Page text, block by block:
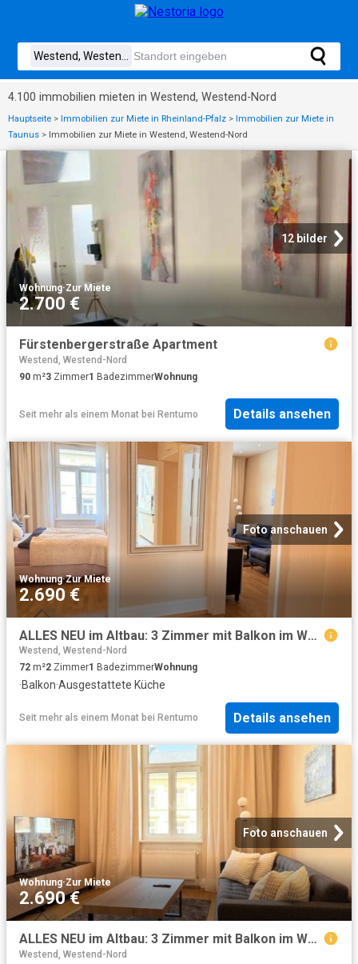
4.100 immobilien mieten in Westend, Westend-Nord
Hauptseite > Immobilien zur Miete in Rheinland-Pfalz > Immobilien zur Miete in
Taunus > Immobilien zur Miete in Westend, Westend-Nord
12 bilder
Wohnung·Zur Miete
2.700 €
Fürstenbergerstraße Apartment
Westend, Westend-Nord
90 m²3 Zimmer1 BadezimmerWohnung
Seit mehr als einem Monat bei Rentumo Details ansehen
Foto anschauen
Wohnung·Zur Miete
2.690 €
ALLES NEU im Altbau: 3 Zimmer mit Balkon im WESTEND
Westend, Westend-Nord
72 m²2 Zimmer1 BadezimmerWohnung
·Balkon·Ausgestattete Küche
Seit mehr als einem Monat bei Rentumo Details ansehen
Foto anschauen
Wohnung·Zur Miete
2.690 €
ALLES NEU im Altbau: 3 Zimmer mit Balkon im WESTEND
Westend, Westend-Nord